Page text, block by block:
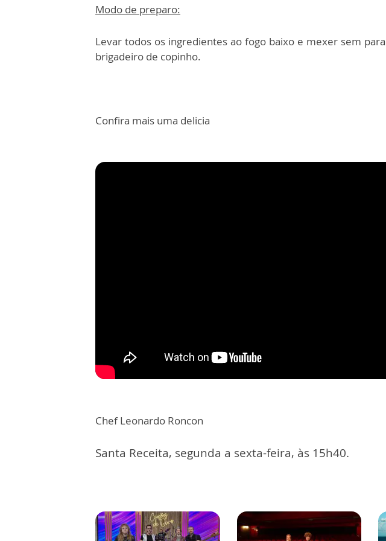
Modo de preparo:
Levar todos os ingredientes ao fogo baixo e mexer sem
brigadeiro de copinho.
Confira mais uma delicia
Chef Leonardo Roncon
Santa Receita, segunda a sexta-feira, às 15h40.